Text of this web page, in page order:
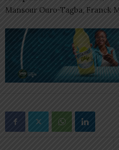
Mansour Ouro-Tagba, Franck